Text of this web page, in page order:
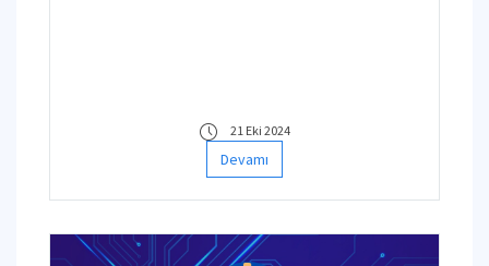
21 Eki 2024
Devamı